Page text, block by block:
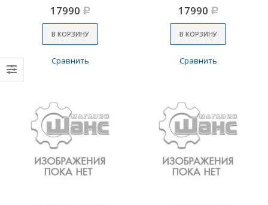
17990 Р
В КОРЗИНУ
Сравнить
17990 Р
В КОРЗИНУ
Сравнить